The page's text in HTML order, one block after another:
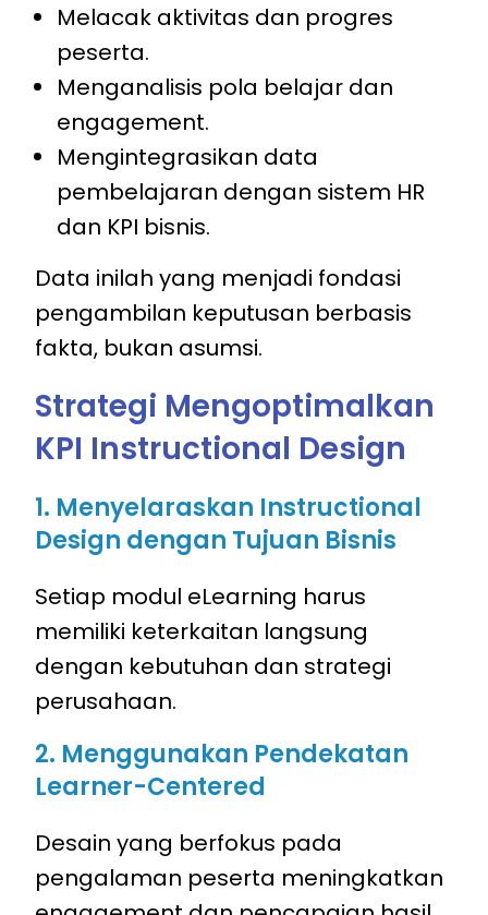
Melacak aktivitas dan progres
peserta.
Menganalisis pola belajar dan
engagement.
Mengintegrasikan data
pembelajaran dengan sistem HR
dan KPI bisnis.
Data inilah yang menjadi fondasi
pengambilan keputusan berbasis
fakta, bukan asumsi.
Strategi Mengoptimalkan
KPI Instructional Design
1. Menyelaraskan Instructional
Design dengan Tujuan Bisnis
Setiap modul eLearning harus
memiliki keterkaitan langsung
dengan kebutuhan dan strategi
perusahaan.
2. Menggunakan Pendekatan
Learner-Centered
Desain yang berfokus pada
pengalaman peserta meningkatkan